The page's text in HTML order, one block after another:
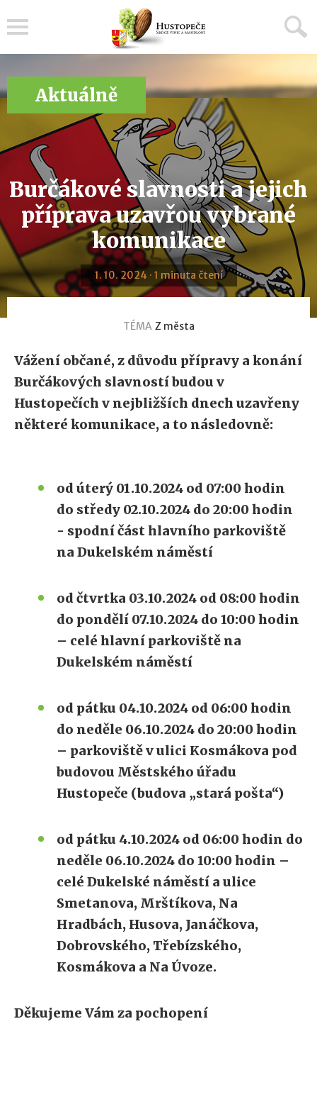
Aktuálně
Burčákové slavnosti a jejich
příprava uzavřou vybrané
komunikace
1. 10. 2024 · 1 minuta čtení
TÉMA Z města
Vážení občané, z důvodu přípravy a konání
Burčákových slavností budou v
Hustopečích v nejbližších dnech uzavřeny
některé komunikace, a to následovně:
od úterý 01.10.2024 od 07:00 hodin
do středy 02.10.2024 do 20:00 hodin
- spodní část hlavního parkoviště
na Dukelském náměstí
od čtvrtka 03.10.2024 od 08:00 hodin
do pondělí 07.10.2024 do 10:00 hodin
– celé hlavní parkoviště na
Dukelském náměstí
od pátku 04.10.2024 od 06:00 hodin
do neděle 06.10.2024 do 20:00 hodin
– parkoviště v ulici Kosmákova pod
budovou Městského úřadu
Hustopeče (budova „stará pošta“)
od pátku 4.10.2024 od 06:00 hodin do
neděle 06.10.2024 do 10:00 hodin –
celé Dukelské náměstí a ulice
Smetanova, Mrštíkova, Na
Hradbách, Husova, Janáčkova,
Dobrovského, Třebízského,
Kosmákova a Na Úvoze.
Děkujeme Vám za pochopení